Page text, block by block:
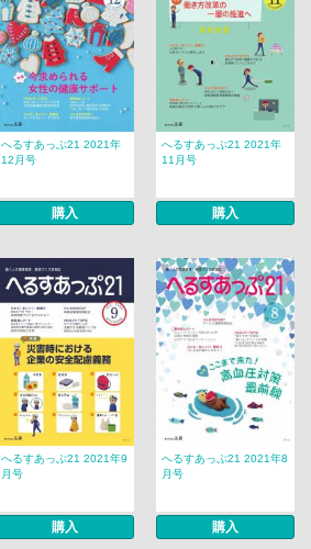
へるすあっぷ21 2021年
12月号
購入
へるすあっぷ21 2021年
11月号
購入
へるすあっぷ21 2021年9
月号
購入
へるすあっぷ21 2021年8
月号
購入